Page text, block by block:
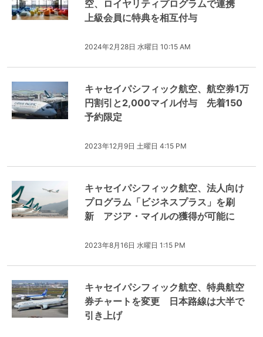
空、ロイヤリティプログラムで連携
上級会員に特典を相互付与
2024年2月28日 水曜日 10:15 AM
キャセイパシフィック航空、航空券1万
円割引と2,000マイル付与 先着150
予約限定
2023年12月9日 土曜日 4:15 PM
キャセイパシフィック航空、法人向け
プログラム「ビジネスプラス」を刷
新 アジア・マイルの獲得が可能に
2023年8月16日 水曜日 1:15 PM
キャセイパシフィック航空、特典航空
券チャートを変更 日本路線は大半で
引き上げ